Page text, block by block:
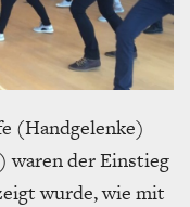
(Handgelenke)
waren der Einstieg
wurde, wie mit